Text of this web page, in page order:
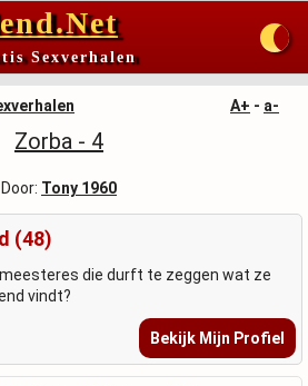
Sexverhalen
A+ - a-
Zorba - 4
Door: Tony 1960
(48)
meesteres die durft te zeggen wat ze
vindt?
Bekijk Mijn Profiel